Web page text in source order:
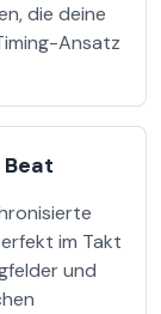
die deine
Ansatz
im Takt
und